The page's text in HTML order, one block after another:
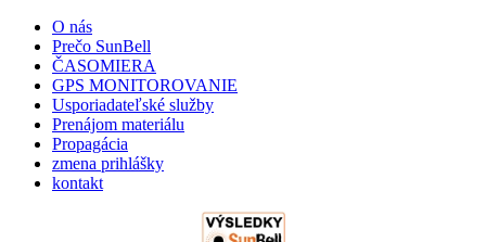
O nás
Prečo SunBell
ČASOMIERA
GPS MONITOROVANIE
Usporiadateľské služby
Prenájom materiálu
Propagácia
zmena prihlášky
kontakt